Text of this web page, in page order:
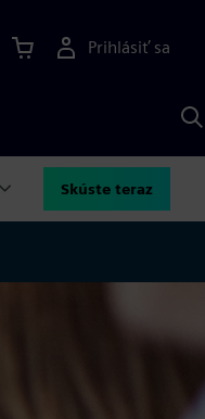
Prihlásiť sa
Skúste teraz